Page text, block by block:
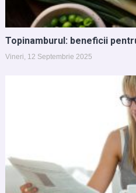
Topinamburul: beneficii
Vineri, 12 Septembrie 2025